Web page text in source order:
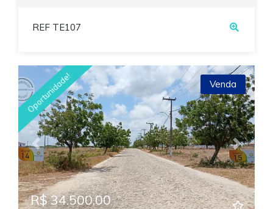
REF TE107
Previous Next
Oportunidade! Venda
R$ 34.500,00